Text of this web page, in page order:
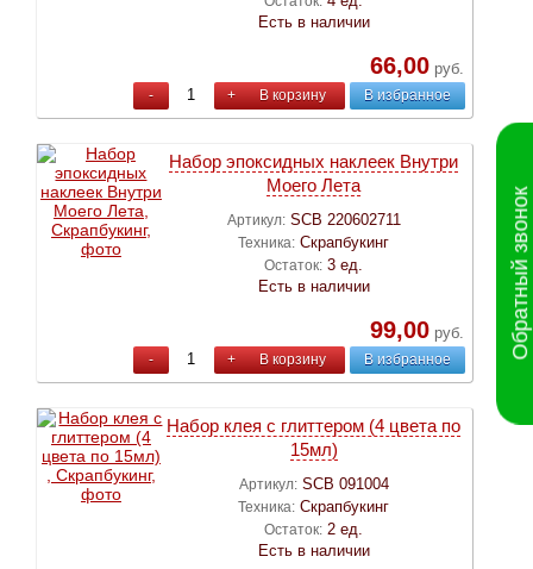
Есть в наличии
66,00руб.
- + В корзину В избранное
Набор эпоксидных наклеек Внутри
Моего Лета
Артикул: SCB 220602711
Техника: Скрапбукинг
Остаток: 3 ед.
Есть в наличии
99,00руб.
- + В корзину В избранное
Набор клея с глиттером (4 цвета по
15мл)
Артикул: SCB 091004
Техника: Скрапбукинг
Остаток: 2 ед.
Есть в наличии
Обратный звонок